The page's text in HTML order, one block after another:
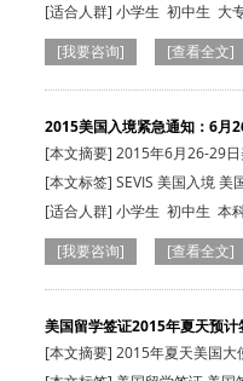
[适合人群] 小学生 初中生 大
生 小学生 初中生 本科生 高
[我要咨询] [查看全文]
2015美国入境紧急通知：6月
会…
[本文摘要] 2015年6月26-29日
响，但会影…
[本文标签] SEVIS 美国入境 美
[适合人群] 小学生 初中生 本
国在读生
[我要咨询] [查看全文]
美国留学签证2015年夏天预计
[本文摘要] 2015年夏天美国